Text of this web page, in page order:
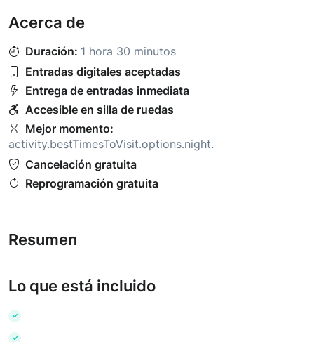
Acerca de
Duración: 1 hora 30 minutos
Entradas digitales aceptadas
Entrega de entradas inmediata
Accesible en silla de ruedas
Mejor momento:
activity.bestTimesToVisit.options.night.
Cancelación gratuita
Reprogramación gratuita
Resumen
Lo que está incluido